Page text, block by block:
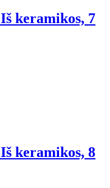
Iš keramikos, 7
Iš keramikos, 8